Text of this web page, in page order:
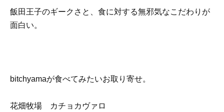
飯田王子のギークさと、食に対する無邪気なこだわりが
面白い。
bitchyamaが食べてみたいお取り寄せ。
花畑牧場 カチョカヴァロ